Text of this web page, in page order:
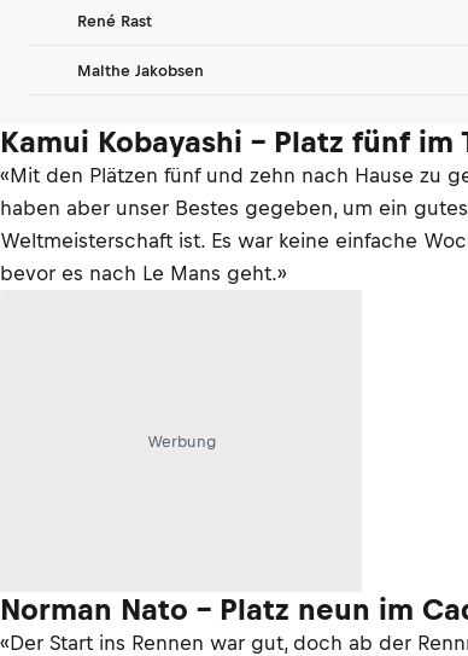
René Rast
Malthe Jakobsen
Kamui Kobayashi – Platz fünf im
«Mit den Plätzen fünf und zehn nach Hause zu
haben aber unser Bestes gegeben, um ein
Weltmeisterschaft ist. Es war keine einfache
bevor es nach Le Mans geht.»
Werbung
Norman Nato – Platz neun im
«Der Start ins Rennen war gut, doch ab der